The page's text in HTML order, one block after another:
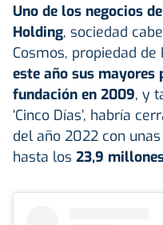
Uno de los negocios
Holding, sociedad
Cosmos, propiedad de
este año sus mayores
fundación en 2009, y
‘Cinco Días’, habría
del año 2022 con
hasta los 23,9